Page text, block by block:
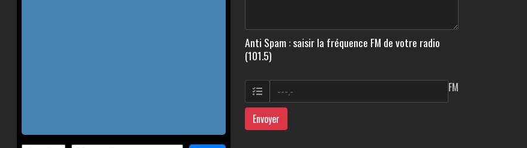
Anti Spam : saisir la fréquence FM de votre radio
(101.5)
FM
Envoyer